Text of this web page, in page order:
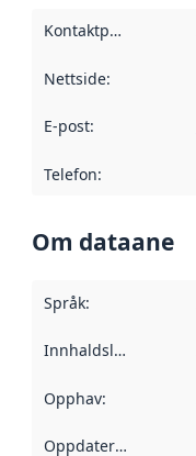
Kontaktpunkt
Nettside:
E-post:
Telefon:
Om dataane
Språk:
Innhaldsleverandørar
Opphav:
Oppdateringsfrekvens